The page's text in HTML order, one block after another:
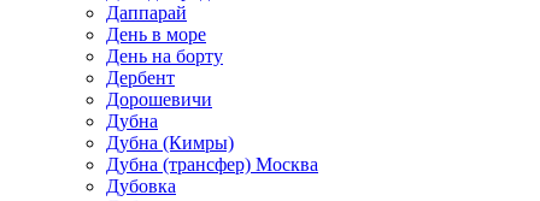
Даппарай
День в море
День на борту
Дербент
Дорошевичи
Дубна
Дубна (Кимры)
Дубна (трансфер) Москва
Дубовка